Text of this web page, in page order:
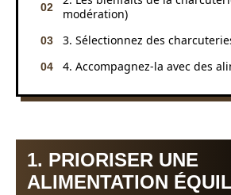
modération)
3. Sélectionnez des
4. Accompagnez-la avec des
1. PRIORISER UNE
ALIMENTATION